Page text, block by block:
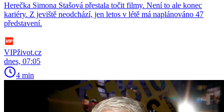
Herečka Simona Stašová přestala točit filmy. Není to ale konec
kariéry. Z jeviště neodchází, jen letos v létě má naplánováno 47
představení.
VIPživot.cz
dnes, 07:05
4 min